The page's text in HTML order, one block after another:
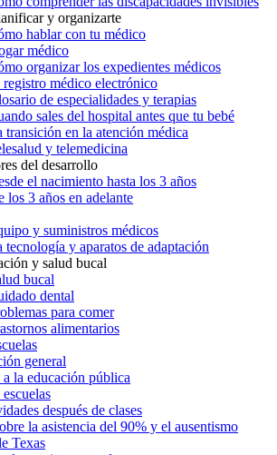
y organizarte
hablar con tu médico
médico
organizar los expedientes médicos
médico electrónico
de especialidades y terapias
sales del hospital antes que tu bebé
transición en la atención médica
y telemedicina
del desarrollo
el nacimiento hasta los 3 años
los 3 años en adelante
y suministros médicos
tecnología y aparatos de adaptación
y salud bucal
bucal
dental
para comer
alimentarios
general
la educación pública
después de clases
la asistencia del 90% y el ausentismo
Texas